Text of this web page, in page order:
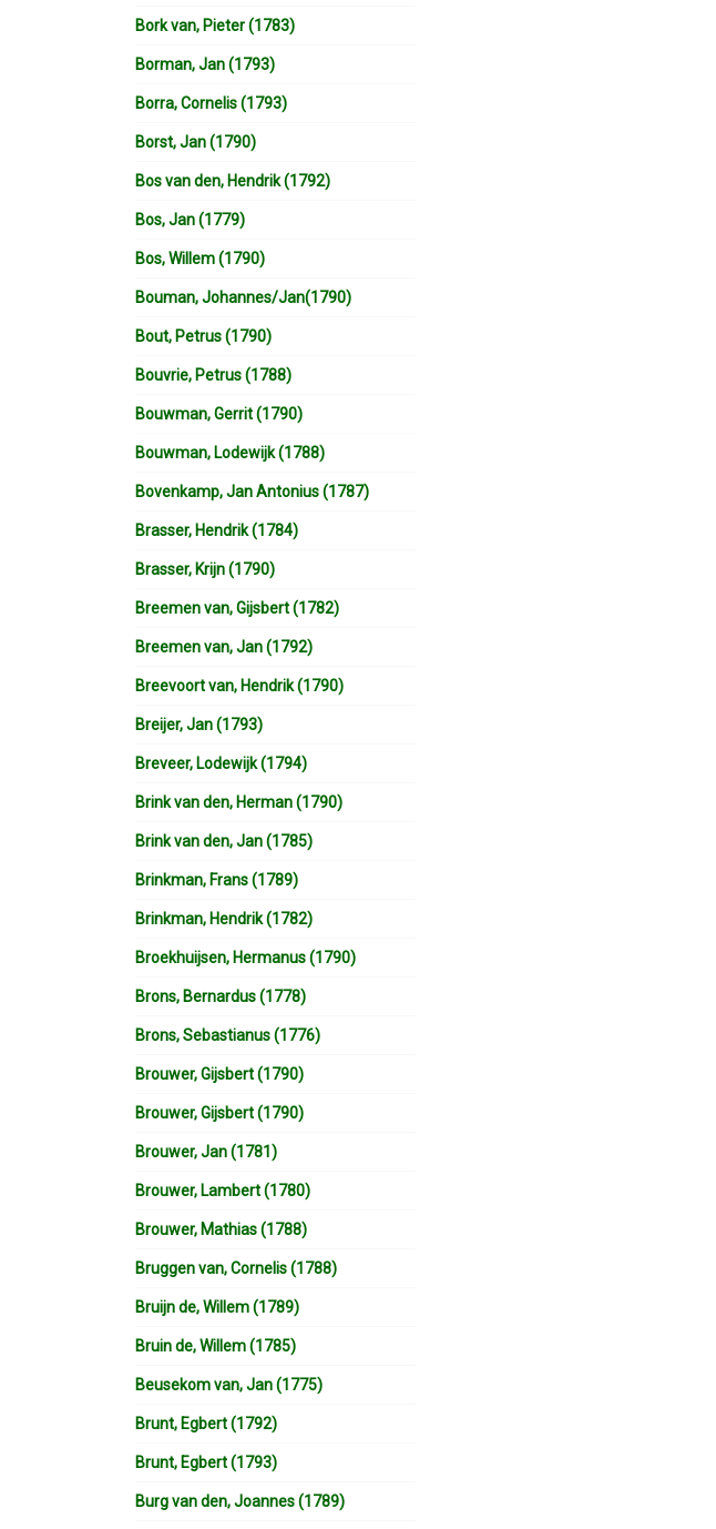
Bork van, Pieter (1783)
Borman, Jan (1793)
Borra, Cornelis (1793)
Borst, Jan (1790)
Bos van den, Hendrik (1792)
Bos, Jan (1779)
Bos, Willem (1790)
Bouman, Johannes/Jan(1790)
Bout, Petrus (1790)
Bouvrie, Petrus (1788)
Bouwman, Gerrit (1790)
Bouwman, Lodewijk (1788)
Bovenkamp, Jan Antonius (1787)
Brasser, Hendrik (1784)
Brasser, Krijn (1790)
Breemen van, Gijsbert (1782)
Breemen van, Jan (1792)
Breevoort van, Hendrik (1790)
Breijer, Jan (1793)
Breveer, Lodewijk (1794)
Brink van den, Herman (1790)
Brink van den, Jan (1785)
Brinkman, Frans (1789)
Brinkman, Hendrik (1782)
Broekhuijsen, Hermanus (1790)
Brons, Bernardus (1778)
Brons, Sebastianus (1776)
Brouwer, Gijsbert (1790)
Brouwer, Gijsbert (1790)
Brouwer, Jan (1781)
Brouwer, Lambert (1780)
Brouwer, Mathias (1788)
Bruggen van, Cornelis (1788)
Bruijn de, Willem (1789)
Bruin de, Willem (1785)
Beusekom van, Jan (1775)
Brunt, Egbert (1792)
Brunt, Egbert (1793)
Burg van den, Joannes (1789)